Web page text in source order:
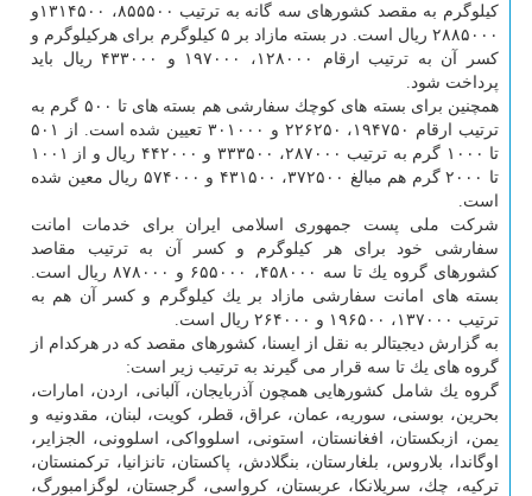
كیلوگرم به مقصد كشورهای سه گانه به ترتیب ۸۵۵۵۰۰، ۱۳۱۴۵۰۰و
۲۸۸۵۰۰۰ ریال است. در بسته مازاد بر ۵ كیلوگرم برای هركیلوگرم و
كسر آن به ترتیب ارقام ۱۲۸۰۰۰، ۱۹۷۰۰۰ و ۴۳۳۰۰۰ ریال باید
پرداخت شود.
همچنین برای بسته های كوچك سفارشی هم بسته های تا ۵۰۰ گرم به
ترتیب ارقام ۱۹۴۷۵۰، ۲۲۶۲۵۰ و ۳۰۱۰۰۰ تعیین شده است. از ۵۰۱
تا ۱۰۰۰ گرم به ترتیب ۲۸۷۰۰۰، ۳۳۳۵۰۰ و ۴۴۲۰۰۰ ریال و از ۱۰۰۱
تا ۲۰۰۰ گرم هم مبالغ ۳۷۲۵۰۰، ۴۳۱۵۰۰ و ۵۷۴۰۰۰ ریال معین شده
است.
شركت ملی پست جمهوری اسلامی ایران برای خدمات امانت
سفارشی خود برای هر كیلوگرم و كسر آن به ترتیب مقاصد
كشورهای گروه یك تا سه ۴۵۸۰۰۰، ۶۵۵۰۰۰ و ۸۷۸۰۰۰ ریال است.
بسته های امانت سفارشی مازاد بر یك كیلوگرم و كسر آن هم به
ترتیب ۱۳۷۰۰۰، ۱۹۶۵۰۰ و ۲۶۴۰۰۰ ریال است.
به گزارش دیجیتالر به نقل از ایسنا، كشورهای مقصد كه در هركدام از
گروه های یك تا سه قرار می گیرند به ترتیب زیر است:
گروه یك شامل كشورهایی همچون آذربایجان، آلبانی، اردن، امارات،
بحرین، بوسنی، سوریه، عمان، عراق، قطر، كویت، لبنان، مقدونیه و
یمن، ازبكستان، افغانستان، استونی، اسلوواكی، اسلوونی، الجزایر،
اوگاندا، بلاروس، بلغارستان، بنگلادش، پاكستان، تانزانیا، تركمنستان،
تركیه، چك، سریلانكا، عربستان، كرواسی، گرجستان، لوگزامبورگ،